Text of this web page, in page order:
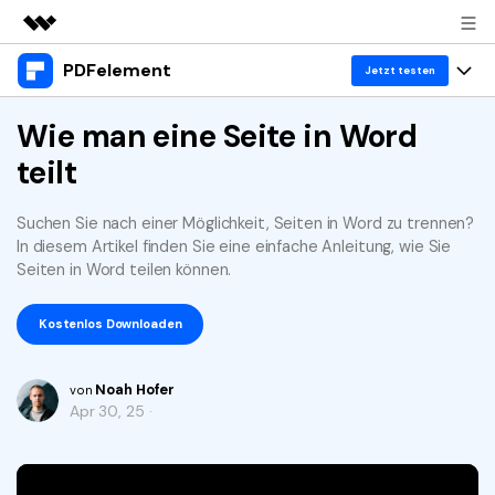
Top-Produkte
Dienstprogramme
Business
Überblick
Über uns
Presseraum
Support
PDFelement Jetzt testen
Produkte
Desktop
PDFelement für Windows
PDFelement für Mac
Mobile App
PDFelement für Android
Lösungen
Benutzer im Bildungswesen
PDF lesen
PDF kommentieren
PDF kombinieren
Ressourcen
Top PDF-Software
Mac-Software
10p+ Unternehmen
Wie man eine Seite in Word
teilt
Suchen Sie nach einer Möglichkeit, Seiten in Word zu trennen?
In diesem Artikel finden Sie eine einfache Anleitung, wie Sie
Seiten in Word teilen können.
Kostenlos Downloaden
von Noah Hofer
Apr 30, 25 ·